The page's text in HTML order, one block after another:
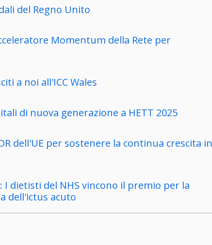
del Regno Unito
Momentum della Rete per
a noi all'ICC Wales
di nuova generazione a HETT 2025
dell'UE per sostenere la continua crescita in
I dietisti del NHS vincono il premio per la
dell'ictus acuto